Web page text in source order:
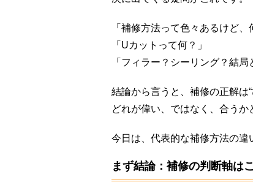
「補修方法って色々あるけど、
「Uカットって何？」
「フィラー？シーリング？結局
結論から言うと、補修の正解は
どれが偉い、ではなく、合うか
今日は、代表的な補修方法の違
まず結論：補修の判断軸は